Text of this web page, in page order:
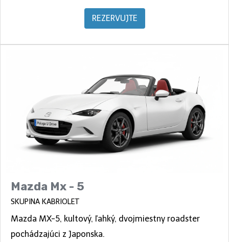
REZERVUJTE
Mazda Mx - 5
SKUPINA KABRIOLET
Mazda MX-5, kultový, ľahký, dvojmiestny roadster
pochádzajúci z Japonska.